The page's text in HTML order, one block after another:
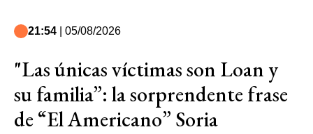
21:54 | 05/08/2026
"Las únicas víctimas son Loan y
su familia”: la sorprendente frase
de “El Americano” Soria